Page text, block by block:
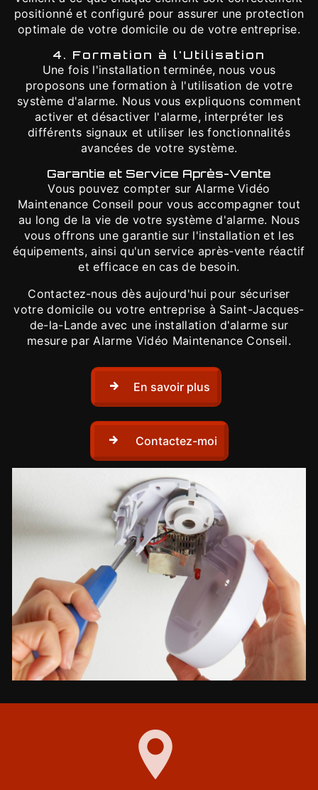
positionné et configuré pour assurer une protection
optimale de votre domicile ou de votre entreprise.
4. Formation à l'Utilisation
Une fois l'installation terminée, nous vous
proposons une formation à l'utilisation de votre
système d'alarme. Nous vous expliquons comment
activer et désactiver l'alarme, interpréter les
différents signaux et utiliser les fonctionnalités
avancées de votre système.
Garantie et Service Après-Vente
Vous pouvez compter sur Alarme Vidéo
Maintenance Conseil pour vous accompagner tout
au long de la vie de votre système d'alarme. Nous
vous offrons une garantie sur l'installation et les
équipements, ainsi qu'un service après-vente réactif
et efficace en cas de besoin.
Contactez-nous dès aujourd'hui pour sécuriser
votre domicile ou votre entreprise à Saint-Jacques-
de-la-Lande avec une installation d'alarme sur
mesure par Alarme Vidéo Maintenance Conseil.
En savoir plus
Contactez-moi